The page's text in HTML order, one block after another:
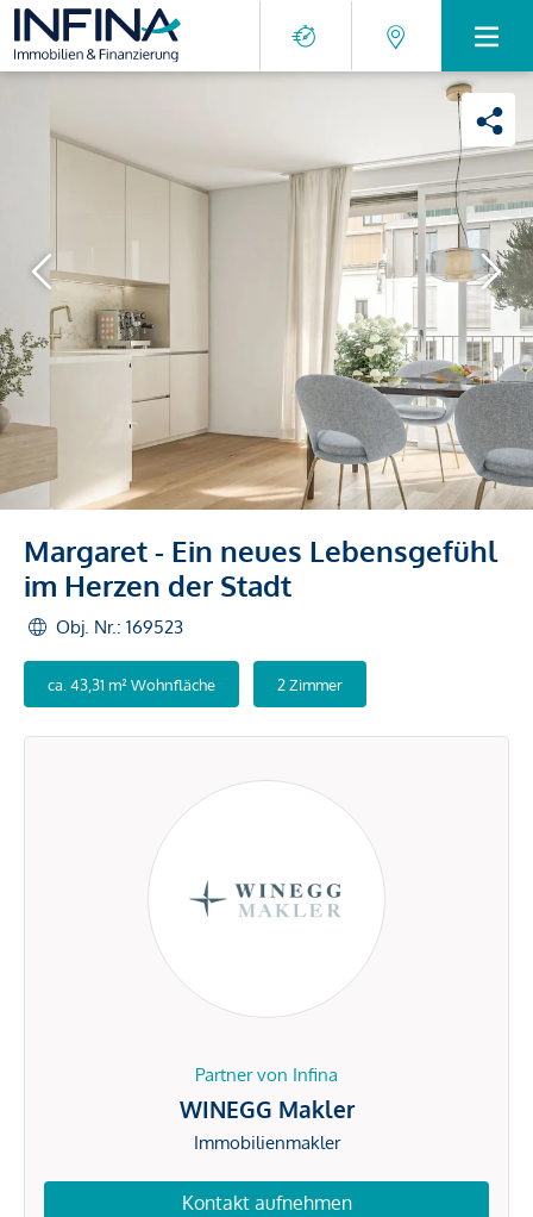
Margaret - Ein neues Lebensgefühl
im Herzen der Stadt
Obj. Nr.: 169523
ca. 43,31 m² Wohnfläche 2 Zimmer
Partner von Infina
WINEGG Makler
Immobilienmakler
Kontakt aufnehmen